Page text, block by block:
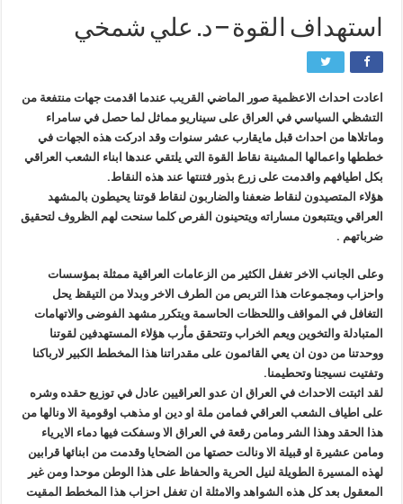
استهداف القوة – د. علي شمخي
اعادت احداث الاعظمية صور الماضي القريب عندما اقدمت جهات منتفعة من
التشظي السياسي في العراق على سيناريو مماثل لما حصل في سامراء
وماتلاها من احداث قبل مايقارب عشر سنوات وقد ادركت هذه الجهات في
خططها واعمالها المشينة نقاط القوة التي يلتقي عندها ابناء الشعب العراقي
بكل اطيافهم واقدمت على زرع بذور فتنتها عند هذه النقاط.
هؤلاء المتصيدون لنقاط ضعفنا والضاربون لنقاط قوتنا يحيطون بالمشهد
العراقي ويتتبعون مساراته ويتحينون الفرص كلما سنحت لهم الظروف لتحقيق
ضرباتهم .
وعلى الجانب الاخر تغفل الكثير من الزعامات العراقية ممثلة بمؤسسات
واحزاب ومجموعات هذا التربص من الطرف الاخر وبدلا من التيقظ يحل
التغافل في المواقف واللحظات الحاسمة ويتكرر مشهد الفوضى والاتهامات
المتبادلة والتخوين ويعم الخراب وتتحقق مأرب هؤلاء المستهدفين لقوتنا
ووحدتنا من دون ان يعي القائمون على مقدراتنا هذا المخطط الكبير لارباكنا
وتفتيت نسيجنا وتحطيمنا.
لقد اثبتت الاحداث في العراق ان عدو العراقيين عادل في توزيع حقده وشره
على اطياف الشعب العراقي فمامن ملة او دين او مذهب اوقومية الا ونالها من
هذا الحقد وهذا الشر ومامن رقعة في العراق الا وسفكت فيها دماء الايرياء
ومامن عشيرة او قبيلة الا ونالت حصتها من الضحايا وقدمت من ابنائها قرابين
لهذه المسيرة الطويلة لنيل الحرية والحفاظ على هذا الوطن موحدا ومن غير
المعقول بعد كل هذه الشواهد والامثلة ان تغفل احزاب هذا المخطط المقيت